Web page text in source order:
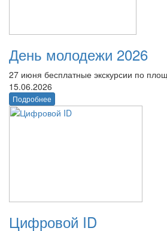
День молодежи 2026
27 июня бесплатные экскурсии по
15.06.2026
Подробнее
Цифровой ID